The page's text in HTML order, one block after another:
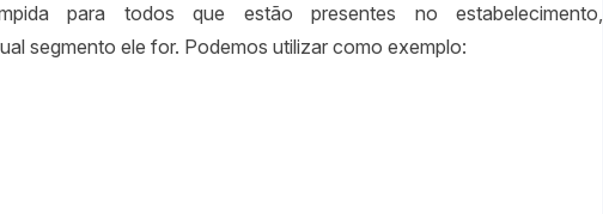
para todos que estão presentes no estabelecimento,
segmento ele for. Podemos utilizar como exemplo: